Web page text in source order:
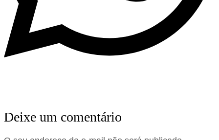
Deixe um comentário